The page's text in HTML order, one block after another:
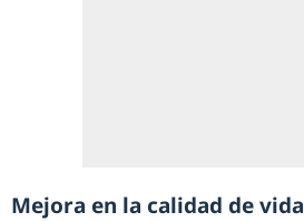
Mejora en la calidad de vida